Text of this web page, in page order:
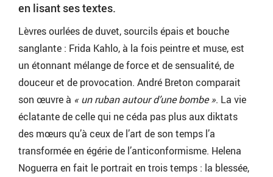
en lisant ses textes.
Lèvres ourlées de duvet, sourcils épais et bouche
sanglante : Frida Kahlo, à la fois peintre et muse, est
un étonnant mélange de force et de sensualité, de
douceur et de provocation. André Breton comparait
son œuvre à « un ruban autour d’une bombe ». La vie
éclatante de celle qui ne céda pas plus aux diktats
des mœurs qu’à ceux de l’art de son temps l’a
transformée en égérie de l’anticonformisme. Helena
Noguerra en fait le portrait en trois temps : la blessée,